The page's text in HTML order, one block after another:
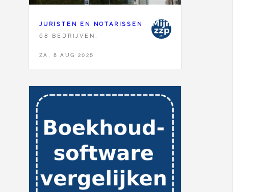
JURISTEN EN NOTARISSEN
68 BEDRIJVEN,
ZA, 8 AUG 2026